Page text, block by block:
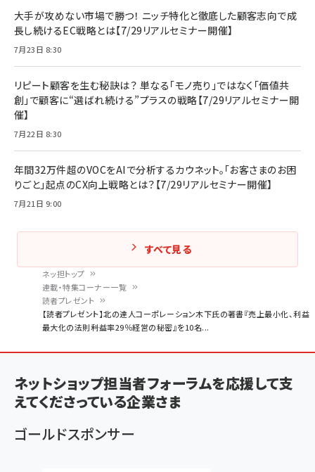
く
ネッ担トップ
連載・特集コーナー一覧
読者プレゼント
【読者プレゼント】北の達人コーポレーション木下氏の著書『売上最小化、利益
最大化の法則――利益率29％経営の秘密』を10名...
大手が攻めない市場で勝つ！ ニッチ特化と徹底した顧客志向で成
長し続けるEC戦略とは【7/29リアルセミナー開催】
7月23日 8:30
リピート顧客を生む秘訣は？ 単なる「モノ売り」ではなく「価値共
創」で顧客に“選ばれ続ける”プラスの戦略【7/29リアルセミナー開
催】
7月22日 8:30
年間32万件超のVOCをAIで分析するカウネット。「お客さまのお困
りごと」起点のCX向上戦略とは？【7/29リアルセミナー開催】
7月21日 9:00
すべて見る
ネットショップ担当者フォーラムを応援して支
えてくださっている企業さま
ゴールドスポンサー